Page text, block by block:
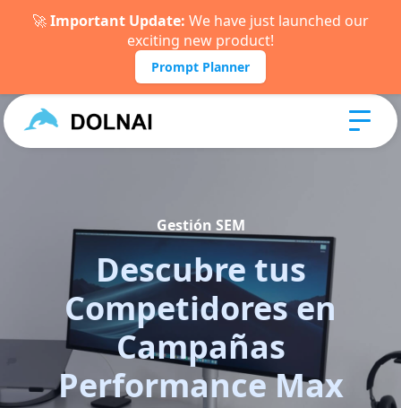
🚀Important Update: We have just launched our
exciting new product!
Prompt Planner
Gestión SEM
Descubre tus
Competidores en
Campañas
Performance Max